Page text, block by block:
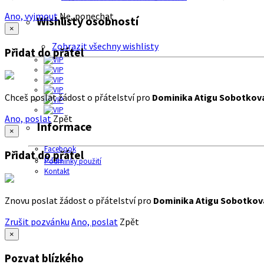
Wishlisty osobností
Zobrazit všechny wishlisty
Informace
Facebook
O nás
Podmínky použití
Kontakt
Ano, vyjmout Ne, ponechat
×
Přidat do přátel
Chceš poslat žádost o přátelství pro Dominika Atigu
Ano, poslat Zpět
×
Přidat do přátel
Znovu poslat žádost o přátelství pro Dominika Atigu
Zrušit pozvánku Ano, poslat Zpět
×
Pozvat blízkého